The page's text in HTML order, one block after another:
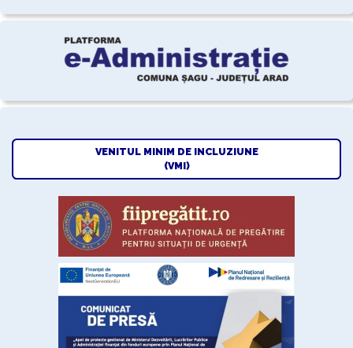
VENITUL MINIM DE INCLUZIUNE
(VMI)